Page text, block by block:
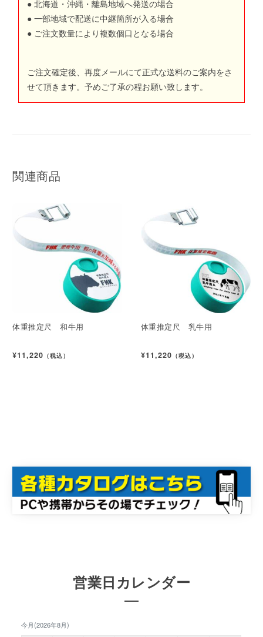
● 北海道・沖縄・離島地域へ発送の場合
● 一部地域で配送に中継箇所が入る場合
● ご注文数量により複数個口となる場合
ご注文確定後、再度メールにて正式な送料のご案内をさ
せて頂きます。予めご了承の程お願い致します。
関連商品
体重推定尺 和牛用
¥11,220 （税込）
体重推定尺 乳牛用
¥11,220 （税込）
営業日カレンダー
今月(2026年8月)